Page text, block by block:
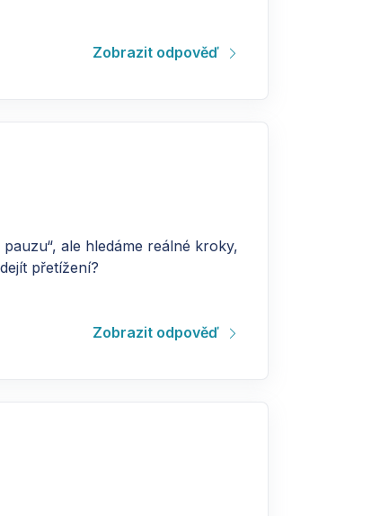
Zobrazit odpověď
ale hledáme reálné kroky,
přetížení?
Zobrazit odpověď